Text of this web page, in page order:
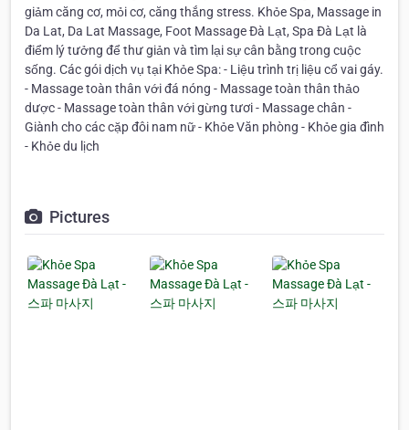
giảm căng cơ, mỏi cơ, căng thắng stress. Khỏe Spa, Massage in
Da Lat, Da Lat Massage, Foot Massage Đà Lạt, Spa Đà Lạt là
điểm lý tưởng để thư giản và tìm lại sự cân bằng trong cuộc
sống. Các gói dịch vụ tại Khỏe Spa: - Liệu trình trị liệu cổ vai gáy.
- Massage toàn thân với đá nóng - Massage toàn thân thảo
dược - Massage toàn thân với gừng tươi - Massage chân -
Giành cho các cặp đôi nam nữ - Khỏe Văn phòng - Khỏe gia đình
- Khỏe du lịch
Pictures